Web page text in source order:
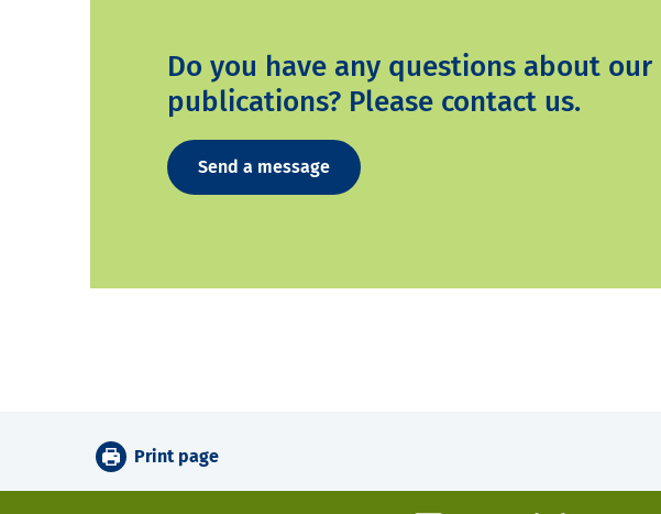
Do you have any questions about our
publications? Please contact us.
Send a message
Print page